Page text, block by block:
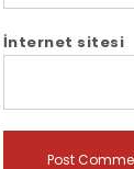
İnternet sitesi